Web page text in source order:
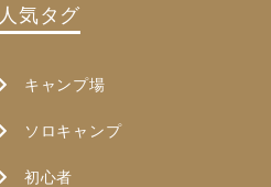
人気タグ
キャンプ場
ソロキャンプ
初心者